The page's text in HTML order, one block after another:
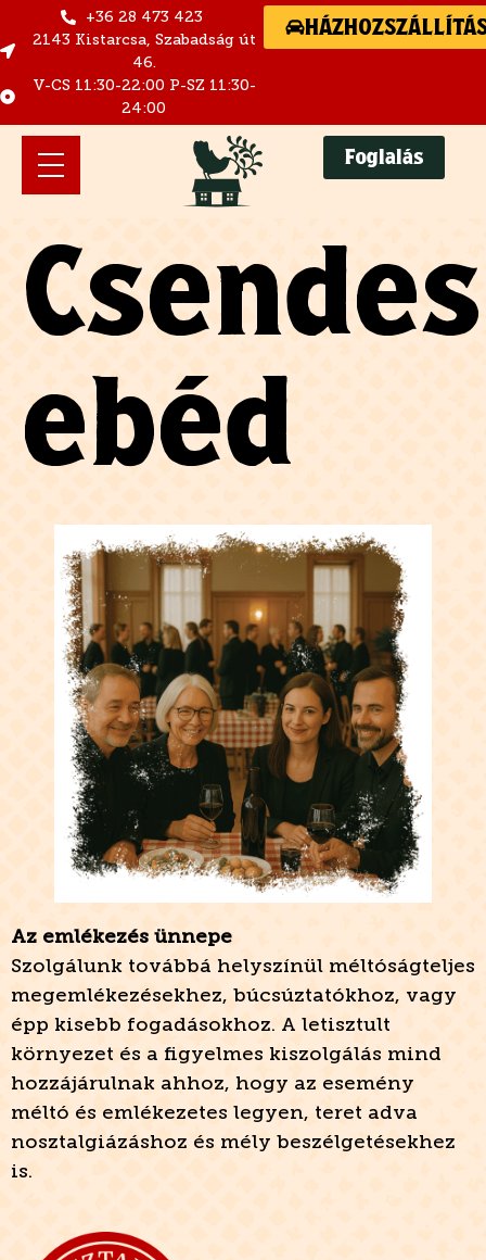
+36 28 473 423
2143 Kistarcsa, Szabadság út
46.
V-CS 11:30-22:00 P-SZ 11:30-
24:00
Foglalás
Csendes
ebéd
Az emlékezés ünnepe
Szolgálunk továbbá helyszínül méltóságteljes
megemlékezésekhez, búcsúztatókhoz, vagy
épp kisebb fogadásokhoz. A letisztult
környezet és a figyelmes kiszolgálás mind
hozzájárulnak ahhoz, hogy az esemény
méltó és emlékezetes legyen, teret adva
nosztalgiázáshoz és mély beszélgetésekhez
is.